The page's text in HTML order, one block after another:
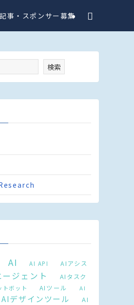
事・スポンサー募集
検索
AI AI API
AIアシス
ジェント
AIタスク
トボット AIツール
AI
AIデザインツール
AI